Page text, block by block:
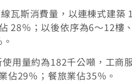
瓦斯消費量，以連棟式建
28％；以後依序為6～12樓
用量約為182千公噸，工商
佔29％；餐旅業佔35％。